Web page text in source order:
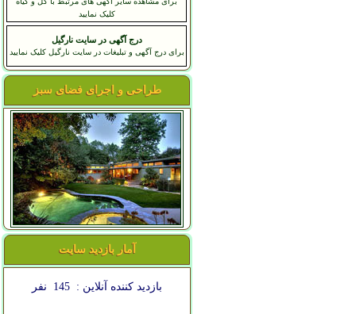
کلیک نمایید
درج آگهی در سایت نارگیل
برای درج آگهی و تبلیغات در سایت نارگیل کلیک نمایید
طراحی و اجرای فضای سبز
آمار بازدید سایت
بازدید کننده آنلاین : 145 نفر